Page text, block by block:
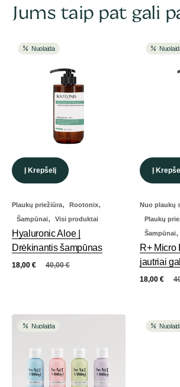
Jums taip pat gali
Nuolaida
Į Krepšelį
Plaukų priežiūra, Rootonix,
Šampūnai, Visi produktai
Hyaluronic Aloe |
Drėkinantis šampūnas
40,00€
18,00 €
Į
Nuo plaukų
Plaukų
Šampūnai,
R+ Micro
jautriai
18,00 €
Nuolaida